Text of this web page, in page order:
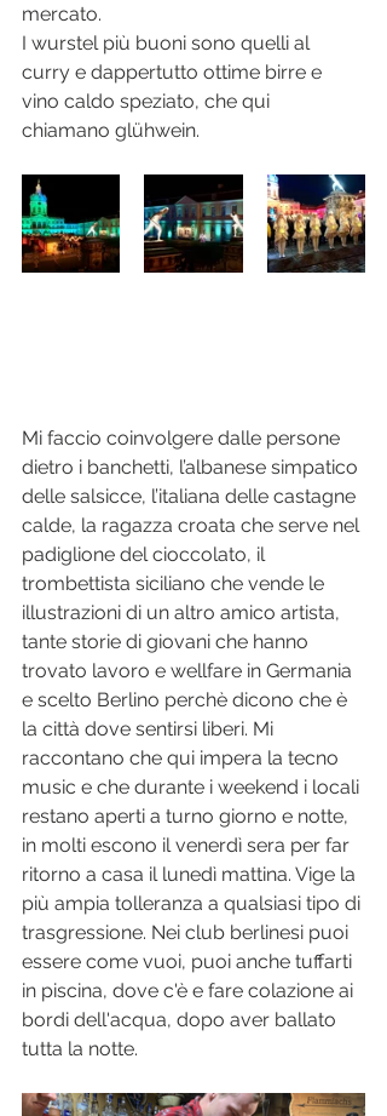
mercato.
I wurstel più buoni sono quelli al
curry e dappertutto ottime birre e
vino caldo speziato, che qui
chiamano glühwein.
Mi faccio coinvolgere dalle persone
dietro i banchetti, l’albanese simpatico
delle salsicce, l’italiana delle castagne
calde, la ragazza croata che serve nel
padiglione del cioccolato, il
trombettista siciliano che vende le
illustrazioni di un altro amico artista,
tante storie di giovani che hanno
trovato lavoro e wellfare in Germania
e scelto Berlino perchè dicono che è
la città dove sentirsi liberi. Mi
raccontano che qui impera la tecno
music e che durante i weekend i locali
restano aperti a turno giorno e notte,
in molti escono il venerdì sera per far
ritorno a casa il lunedì mattina. Vige la
più ampia tolleranza a qualsiasi tipo di
trasgressione. Nei club berlinesi puoi
essere come vuoi, puoi anche tuffarti
in piscina, dove c'è e fare colazione ai
bordi dell'acqua, dopo aver ballato
tutta la notte.